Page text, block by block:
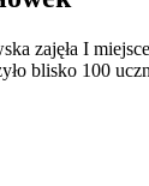
zajęła I
blisko 100